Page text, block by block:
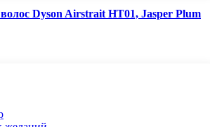
Dyson Airstrait HT01, Jasper Plum